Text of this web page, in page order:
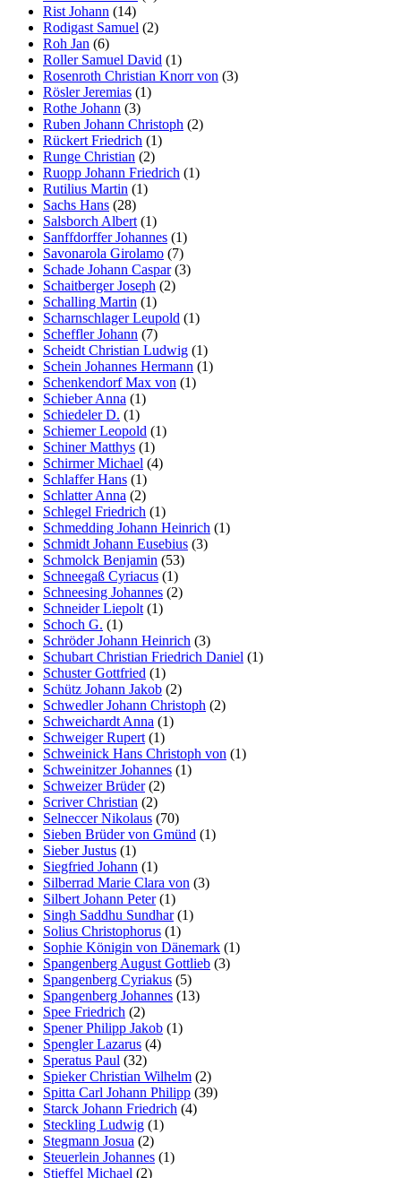
Rist Johann (14)
Rodigast Samuel (2)
Roh Jan (6)
Roller Samuel David (1)
Rosenroth Christian Knorr von (3)
Rösler Jeremias (1)
Rothe Johann (3)
Ruben Johann Christoph (2)
Rückert Friedrich (1)
Runge Christian (2)
Ruopp Johann Friedrich (1)
Rutilius Martin (1)
Sachs Hans (28)
Salsborch Albert (1)
Sanffdorffer Johannes (1)
Savonarola Girolamo (7)
Schade Johann Caspar(3)
Schaitberger Joseph (2)
Schalling Martin (1)
Scharnschlager Leupold (1)
Scheffler Johann (7)
Scheidt Christian Ludwig (1)
Schein Johannes Hermann (1)
Schenkendorf Max von (1)
Schieber Anna (1)
Schiedeler D. (1)
Schiemer Leopold (1)
Schiner Matthys (1)
Schirmer Michael (4)
Schlaffer Hans (1)
Schlatter Anna (2)
Schlegel Friedrich (1)
Schmedding Johann Heinrich (1)
Schmidt Johann Eusebius (3)
Schmolck Benjamin (53)
Schneegaß Cyriacus (1)
Schneesing Johannes (2)
Schneider Liepolt (1)
Schoch G. (1)
Schröder Johann Heinrich (3)
Schubart Christian Friedrich Daniel (1)
Schuster Gottfried (1)
Schütz Johann Jakob (2)
Schwedler Johann Christoph (2)
Schweichardt Anna (1)
Schweiger Rupert (1)
Schweinick Hans Christoph von (1)
Schweinitzer Johannes (1)
Schweizer Brüder(2)
Scriver Christian (2)
Selneccer Nikolaus (70)
Sieben Brüder von Gmünd (1)
Sieber Justus (1)
Siegfried Johann (1)
Silberrad Marie Clara von (3)
Silbert Johann Peter(1)
Singh Saddhu Sundhar(1)
Solius Christophorus (1)
Sophie Königin von Dänemark (1)
Spangenberg August Gottlieb (3)
Spangenberg Cyriakus (5)
Spangenberg Johannes (13)
Spee Friedrich (2)
Spener Philipp Jakob (1)
Spengler Lazarus (4)
Speratus Paul (32)
Spieker Christian Wilhelm (2)
Spitta Carl Johann Philipp (39)
Starck Johann Friedrich (4)
Steckling Ludwig (1)
Stegmann Josua (2)
Steuerlein Johannes (1)
Stieffel Michael (2)